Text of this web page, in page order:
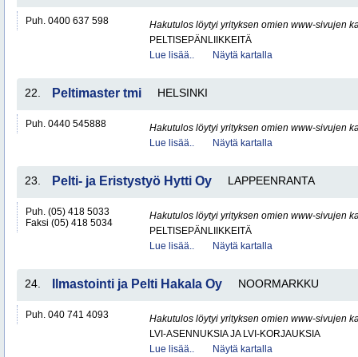
Puh. 0400 637 598
Hakutulos löytyi yrityksen omien www-sivujen
PELTISEPÄNLIIKKEITÄ
Lue lisää..
Näytä kartalla
22. Peltimaster tmi HELSINKI
Puh. 0440 545888
Hakutulos löytyi yrityksen omien www-sivujen
Lue lisää..
Näytä kartalla
23. Pelti- ja Eristystyö Hytti Oy LAPPEENRANTA
Puh. (05) 418 5033
Faksi (05) 418 5034
Hakutulos löytyi yrityksen omien www-sivujen
PELTISEPÄNLIIKKEITÄ
Lue lisää..
Näytä kartalla
24. Ilmastointi ja Pelti Hakala Oy NOORMARKKU
Puh. 040 741 4093
Hakutulos löytyi yrityksen omien www-sivujen
LVI-ASENNUKSIA JA LVI-KORJAUKSIA
Lue lisää..
Näytä kartalla